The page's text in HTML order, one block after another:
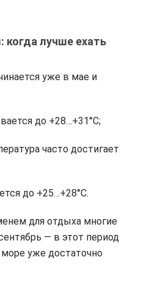
когда лучше ехать
уже в мае и
до +28…+31°C;
часто достигает
до +25…+28°C.
для отдыха многие
— в этот период
море уже достаточно